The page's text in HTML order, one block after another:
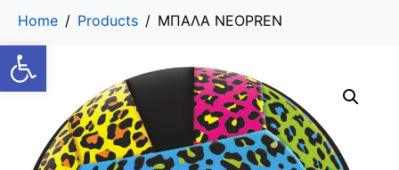
Ανοίξτε τη γραμμή εργαλείων
Home Products ΜΠΑΛΑ ΝΕΟPREN